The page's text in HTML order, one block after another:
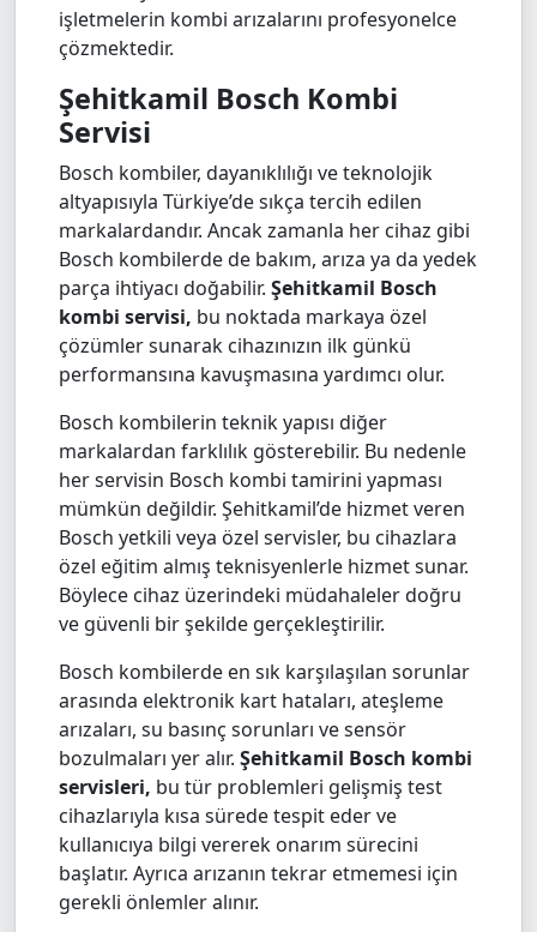
işletmelerin kombi arızalarını profesyonelce
çözmektedir.
Şehitkamil Bosch Kombi
Servisi
Bosch kombiler, dayanıklılığı ve teknolojik
altyapısıyla Türkiye’de sıkça tercih edilen
markalardandır. Ancak zamanla her cihaz gibi
Bosch kombilerde de bakım, arıza ya da yedek
parça ihtiyacı doğabilir. Şehitkamil Bosch
kombi servisi, bu noktada markaya özel
çözümler sunarak cihazınızın ilk günkü
performansına kavuşmasına yardımcı olur.
Bosch kombilerin teknik yapısı diğer
markalardan farklılık gösterebilir. Bu nedenle
her servisin Bosch kombi tamirini yapması
mümkün değildir. Şehitkamil’de hizmet veren
Bosch yetkili veya özel servisler, bu cihazlara
özel eğitim almış teknisyenlerle hizmet sunar.
Böylece cihaz üzerindeki müdahaleler doğru
ve güvenli bir şekilde gerçekleştirilir.
Bosch kombilerde en sık karşılaşılan sorunlar
arasında elektronik kart hataları, ateşleme
arızaları, su basınç sorunları ve sensör
bozulmaları yer alır. Şehitkamil Bosch kombi
servisleri, bu tür problemleri gelişmiş test
cihazlarıyla kısa sürede tespit eder ve
kullanıcıya bilgi vererek onarım sürecini
başlatır. Ayrıca arızanın tekrar etmemesi için
gerekli önlemler alınır.